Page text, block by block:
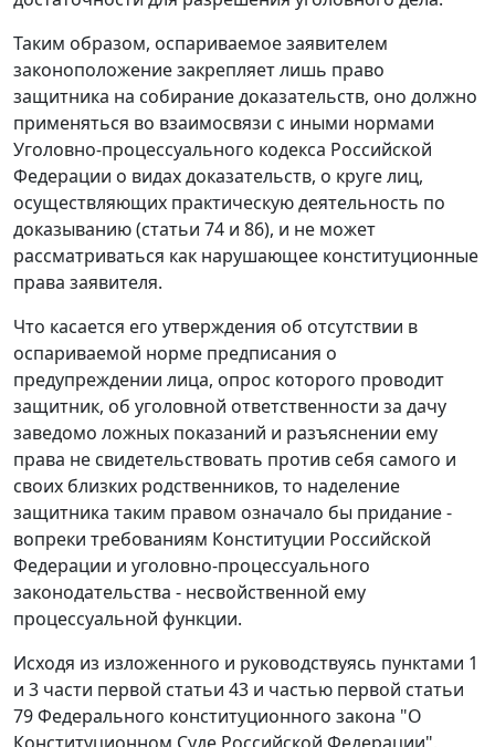
Таким образом, оспариваемое заявителем
законоположение закрепляет лишь право
защитника на собирание доказательств, оно должно
применяться во взаимосвязи с иными нормами
Уголовно-процессуального кодекса Российской
Федерации о видах доказательств, о круге лиц,
осуществляющих практическую деятельность по
доказыванию (статьи 74 и 86), и не может
рассматриваться как нарушающее конституционные
права заявителя.
Что касается его утверждения об отсутствии в
оспариваемой норме предписания о
предупреждении лица, опрос которого проводит
защитник, об уголовной ответственности за дачу
заведомо ложных показаний и разъяснении ему
права не свидетельствовать против себя самого и
своих близких родственников, то наделение
защитника таким правом означало бы придание -
вопреки требованиям Конституции Российской
Федерации и уголовно-процессуального
законодательства - несвойственной ему
процессуальной функции.
Исходя из изложенного и руководствуясь пунктами 1
и 3 части первой статьи 43 и частью первой статьи
79Федерального конституционного закона "О